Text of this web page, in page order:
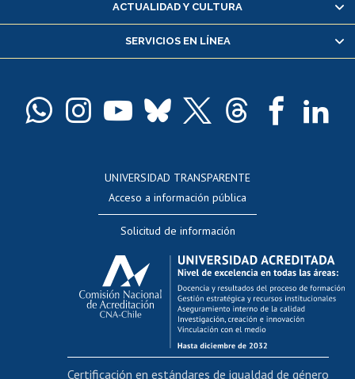
Servicio médico y dental
Pago de arancel y crédito alumnos
Docentes
Evaluación docente
Calificación académica
Postulación al AUCAI
Funcionarias/os
Cursos internos de capacitación
Bienestar del personal
Portal de movilidad interna
ACTUALIDAD Y CULTURA
SERVICIOS EN LÍNEA
UNIVERSIDAD TRANSPARENTE
Acceso a información pública
Solicitud de información
Certificación en estándares de igualdad de género